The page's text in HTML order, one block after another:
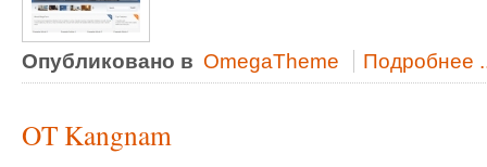
Опубликовано в OmegaTheme Подробнее
OT Kangnam